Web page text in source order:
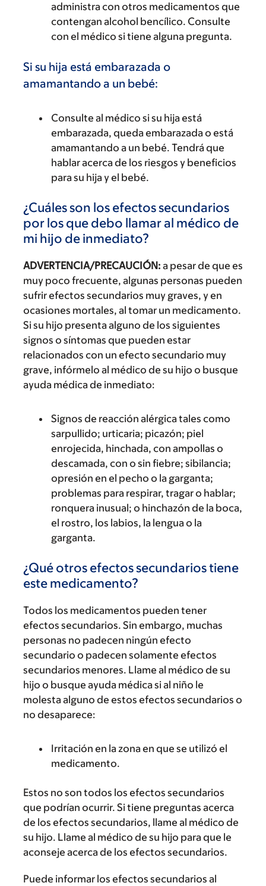
administra con otros medicamentos que
contengan alcohol bencílico. Consulte
con el médico si tiene alguna pregunta.
Si su hija está embarazada o
amamantando a un bebé:
Consulte al médico si su hija está
embarazada, queda embarazada o está
amamantando a un bebé. Tendrá que
hablar acerca de los riesgos y beneficios
para su hija y el bebé.
¿Cuáles son los efectos secundarios
por los que debo llamar al médico de
mi hijo de inmediato?
ADVERTENCIA/PRECAUCIÓN: a pesar de que es
muy poco frecuente, algunas personas pueden
sufrir efectos secundarios muy graves, y en
ocasiones mortales, al tomar un medicamento.
Si su hijo presenta alguno de los siguientes
signos o síntomas que pueden estar
relacionados con un efecto secundario muy
grave, infórmelo al médico de su hijo o busque
ayuda médica de inmediato:
Signos de reacción alérgica tales como
sarpullido; urticaria; picazón; piel
enrojecida, hinchada, con ampollas o
descamada, con o sin fiebre; sibilancia;
opresión en el pecho o la garganta;
problemas para respirar, tragar o hablar;
ronquera inusual; o hinchazón de la boca,
el rostro, los labios, la lengua o la
garganta.
¿Qué otros efectos secundarios tiene
este medicamento?
Todos los medicamentos pueden tener
efectos secundarios. Sin embargo, muchas
personas no padecen ningún efecto
secundario o padecen solamente efectos
secundarios menores. Llame al médico de su
hijo o busque ayuda médica si al niño le
molesta alguno de estos efectos secundarios o
no desaparece:
Irritación en la zona en que se utilizó el
medicamento.
Estos no son todos los efectos secundarios
que podrían ocurrir. Si tiene preguntas acerca
de los efectos secundarios, llame al médico de
su hijo. Llame al médico de su hijo para que le
aconseje acerca de los efectos secundarios.
Puede informar los efectos secundarios al